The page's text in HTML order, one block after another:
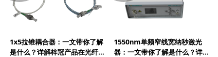
1x5拉锥耦合器：一文带你了解
是什么？详解梓冠产品在光纤
1550nm单频窄线宽纳秒激光
器：一文带你了解是什么？详